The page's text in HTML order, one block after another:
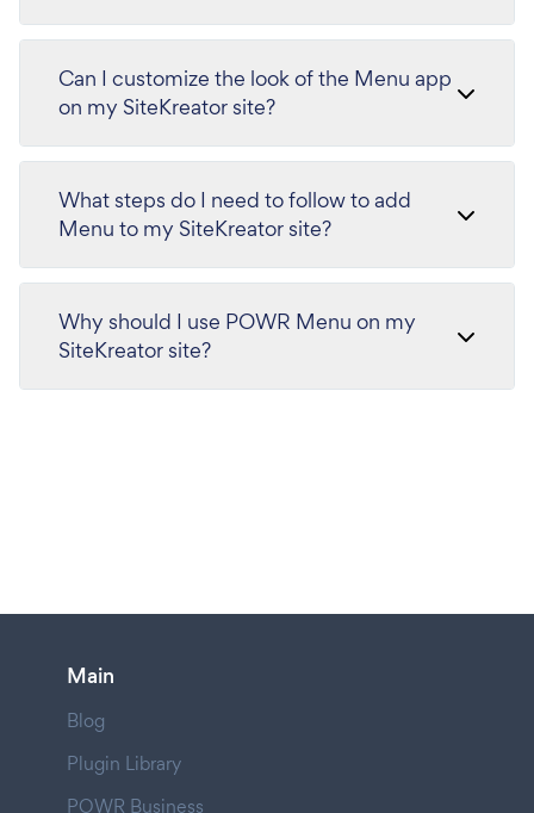
Can I customize the look of the Menu app
on my SiteKreator site?
What steps do I need to follow to add
Menu to my SiteKreator site?
Why should I use POWR Menu on my
SiteKreator site?
Main
Blog
Plugin Library
POWR Business